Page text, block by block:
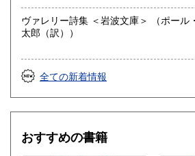
ヴァレリー詩集 ＜岩波文庫＞ （ポール・ヴァレリー 鈴木信
太郎（訳））
全ての新着情報
おすすめの書籍